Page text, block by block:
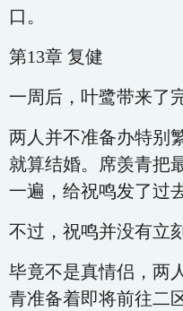
口。
第13章 复健
一周后，叶鹭带来了
两人并不准备办特别
就算结婚。席羡青把
一遍，给祝鸣发了过去
不过，祝鸣并没有立
毕竟不是真情侣，两
青准备着即将前往二